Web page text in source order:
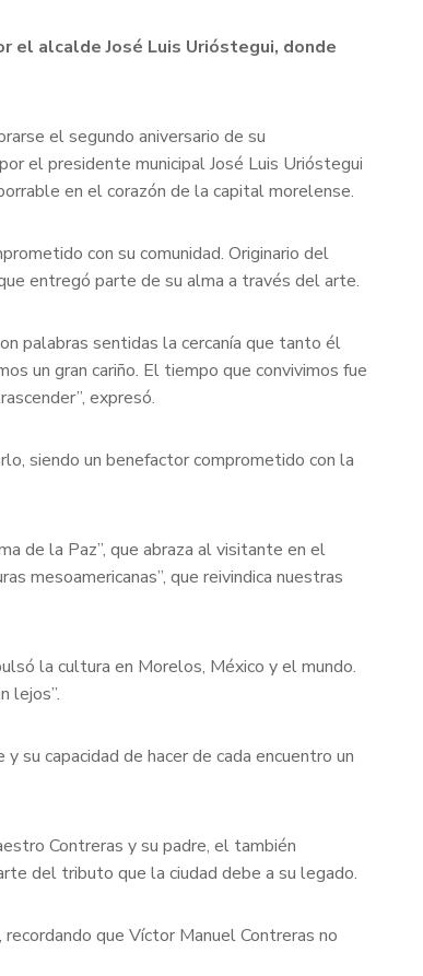
el alcalde José Luis Urióstegui, donde
el segundo aniversario de su
el presidente municipal José Luis Urióstegui
en el corazón de la capital morelense.
con su comunidad. Originario del
entregó parte de su alma a través del arte.
palabras sentidas la cercanía que tanto él
un gran cariño. El tiempo que convivimos fue
expresó.
siendo un benefactor comprometido con la
de la Paz”, que abraza al visitante en el
mesoamericanas”, que reivindica nuestras
la cultura en Morelos, México y el mundo.
lejos”.
su capacidad de hacer de cada encuentro un
Contreras y su padre, el también
del tributo que la ciudad debe a su legado.
que Víctor Manuel Contreras no